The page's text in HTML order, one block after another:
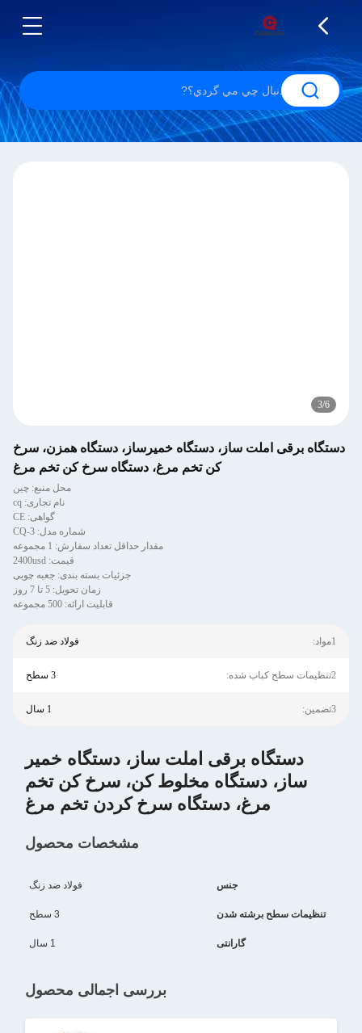
3/6
دستگاه برقی املت ساز، دستگاه خمیرساز، دستگاه همزن، سرخ
کن تخم مرغ، دستگاه سرخ کن تخم مرغ
محل منبع: چین
نام تجاری: cq
گواهی: CE
شماره مدل: CQ-3
مقدار حداقل تعداد سفارش: 1 مجموعه
قیمت: 2400usd
جزئیات بسته بندی: جعبه چوبی
زمان تحویل: 5 تا 7 روز
قابلیت ارائه: 500 مجموعه
1مواد: فولاد ضد زنگ
2تنظیمات سطح کباب شده: 3 سطح
3تضمین: 1 سال
دستگاه برقی املت ساز، دستگاه خمیر
ساز، دستگاه مخلوط کن، سرخ کن تخم
مرغ، دستگاه سرخ کردن تخم مرغ
مشخصات محصول
جنس فولاد ضد زنگ
تنظیمات سطح برشته شدن 3 سطح
گارانتی 1 سال
بررسی اجمالی محصول